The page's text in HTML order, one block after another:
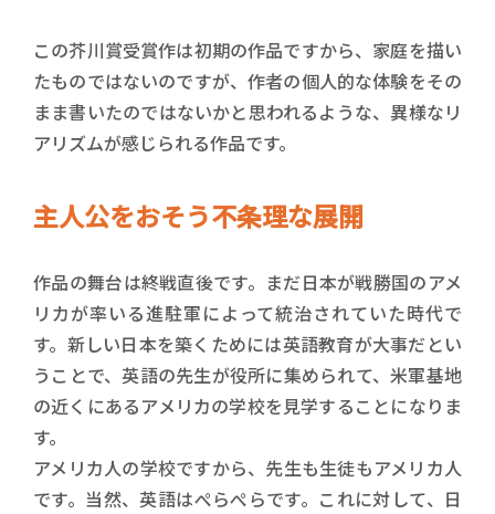
この芥川賞受賞作は初期の作品ですから、家庭を描い
たものではないのですが、作者の個人的な体験をその
まま書いたのではないかと思われるような、異様なリ
アリズムが感じられる作品です。
主人公をおそう不条理な展開
作品の舞台は終戦直後です。まだ日本が戦勝国のアメ
リカが率いる進駐軍によって統治されていた時代で
す。新しい日本を築くためには英語教育が大事だとい
うことで、英語の先生が役所に集められて、米軍基地
の近くにあるアメリカの学校を見学することになりま
す。
アメリカ人の学校ですから、先生も生徒もアメリカ人
です。当然、英語はぺらぺらです。これに対して、日